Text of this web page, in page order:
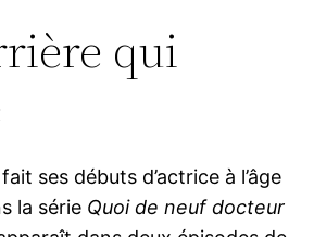
qui
ses débuts d’actrice à l’âge
la série Quoi de neuf docteur